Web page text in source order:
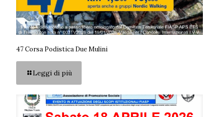
47 Corsa Podistica Due Mulini
Leggi di più